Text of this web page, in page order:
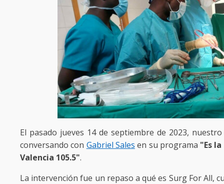
El pasado jueves 14 de septiembre de 2023,
conversando con Gabriel Sales en su programa "Es
Valencia 105.5".
La intervención fue un repaso a qué es Surg For All,